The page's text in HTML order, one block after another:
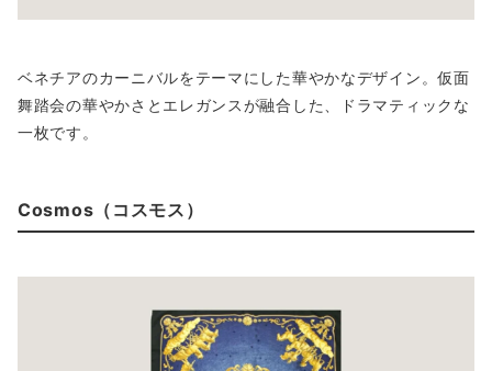
ベネチアのカーニバルをテーマにした華やかなデザイン。仮面
舞踏会の華やかさとエレガンスが融合した、ドラマティックな
一枚です。
Cosmos（コスモス）